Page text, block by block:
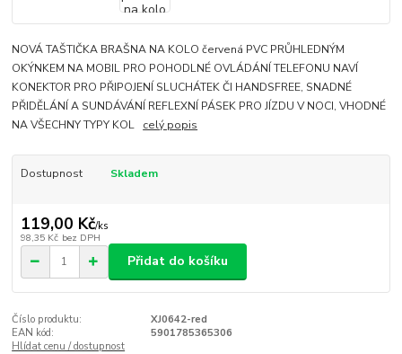
NOVÁ TAŠTIČKA BRAŠNA NA KOLO červená PVC PRŮHLEDNÝM
OKÝNKEM NA MOBIL PRO POHODLNÉ OVLÁDÁNÍ TELEFONU NAVÍ
KONEKTOR PRO PŘIPOJENÍ SLUCHÁTEK ČI HANDSFREE, SNADNÉ
PŘIDĚLÁNÍ A SUNDÁVÁNÍ REFLEXNÍ PÁSEK PRO JÍZDU V NOCI, VHODNÉ
NA VŠECHNY TYPY KOL celý popis
Dostupnost Skladem
119,00 Kč/ks
98,35 Kč bez DPH
Přidat do košíku
Číslo produktu:
XJ0642-red
EAN kód:
5901785365306
Hlídat cenu / dostupnost